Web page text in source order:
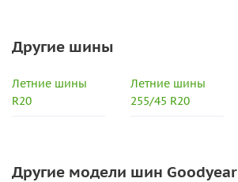
Другие шины
Летние шины
R20
Летние шины
255/45 R20
Другие модели шин Goodyear